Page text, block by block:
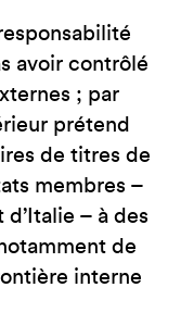
avoir contrôlé
; par
prétend
de titres de
membres –
– à des
de
interne